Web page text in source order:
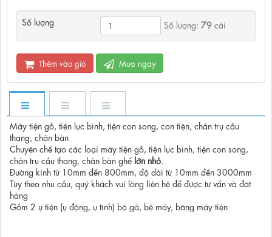
Số lượng Số lượng: 79cái
Thêm vào giỏ Mua ngay
Máy tiện gỗ, tiện lục bình, tiện con song, con tiện, chân trụ cầu
thang, chân bàn
Chuyên chế tạo các loại máy tiện gỗ, tiện lục bình, tiện con song,
chân trụ cầu thang, chân bàn ghế lớn nhỏ
Đường kính từ 10mm đến 800mm, độ dài từ 10mm đến 3000mm
Tùy theo nhu cầu, quý khách vui lòng liên hệ để được tư vấn và đặt
hàng
Gồm 2 ụ tiện (ụ động, ụ tĩnh) bộ gá, bệ máy, băng máy tiện